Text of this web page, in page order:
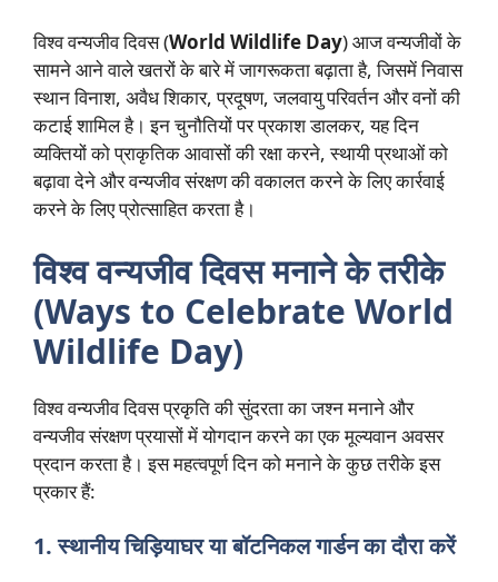
विश्व वन्यजीव दिवस (World Wildlife Day) आज वन्यजीवों के
सामने आने वाले खतरों के बारे में जागरूकता बढ़ाता है, जिसमें निवास
स्थान विनाश, अवैध शिकार, प्रदूषण, जलवायु परिवर्तन और वनों की
कटाई शामिल है। इन चुनौतियों पर प्रकाश डालकर, यह दिन
व्यक्तियों को प्राकृतिक आवासों की रक्षा करने, स्थायी प्रथाओं को
बढ़ावा देने और वन्यजीव संरक्षण की वकालत करने के लिए कार्रवाई
करने के लिए प्रोत्साहित करता है।
विश्व वन्यजीव दिवस मनाने के तरीके
(Ways to Celebrate World
Wildlife Day)
विश्व वन्यजीव दिवस प्रकृति की सुंदरता का जश्न मनाने और
वन्यजीव संरक्षण प्रयासों में योगदान करने का एक मूल्यवान अवसर
प्रदान करता है। इस महत्वपूर्ण दिन को मनाने के कुछ तरीके इस
प्रकार हैं:
1. स्थानीय चिड़ियाघर या बॉटनिकल गार्डन का दौरा करें